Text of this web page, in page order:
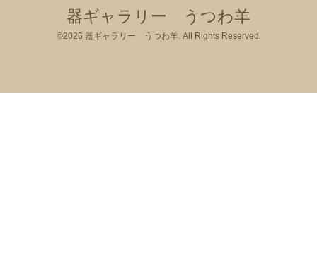
器ギャラリー うつわ羊
©2026 器ギャラリー うつわ羊. All Rights Reserved.